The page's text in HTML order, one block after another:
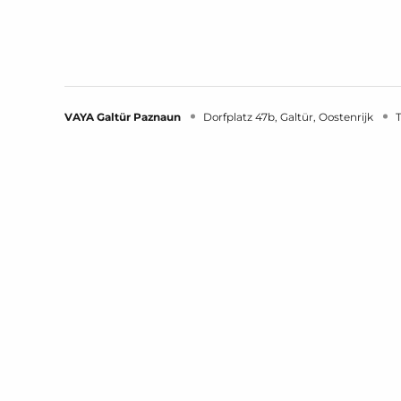
VAYA Galtür Paznaun Dorfplatz 47b Galtür Oostenrijk